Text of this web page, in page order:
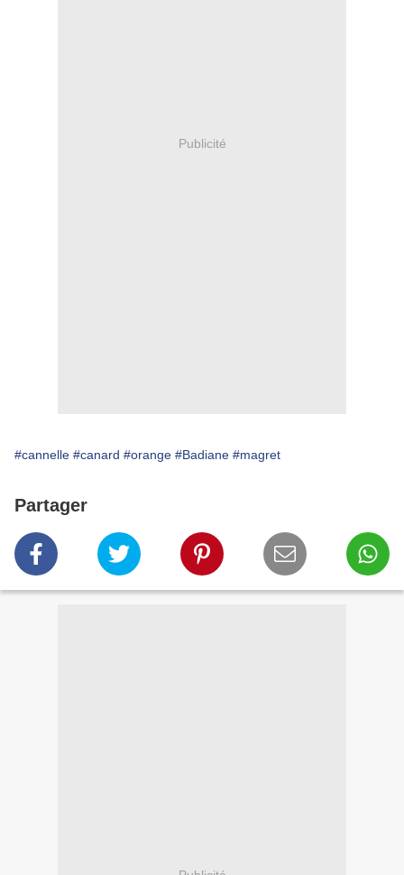
Publicité
#cannelle #canard #orange #Badiane #magret
Partager